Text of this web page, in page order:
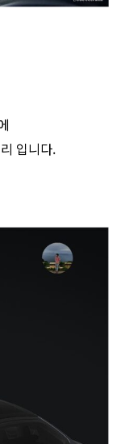
입니다.